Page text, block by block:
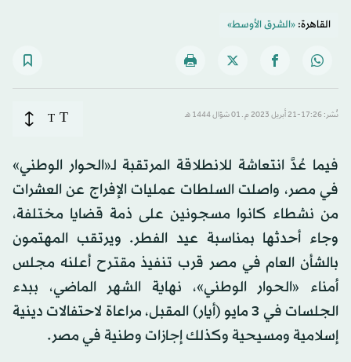
القاهرة:«الشرق الأوسط»
نُشر: 17:26-21 أبريل 2023 م ـ 01 شوّال 1444 هـ T
T
فيما عُدَّ انتعاشة للانطلاقة المرتقبة لـ«الحوار الوطني»
في مصر، واصلت السلطات عمليات الإفراج عن العشرات
من نشطاء كانوا مسجونين على ذمة قضايا مختلفة،
وجاء أحدثها بمناسبة عيد الفطر. ويرتقب المهتمون
بالشأن العام في مصر قرب تنفيذ مقترح أعلنه مجلس
أمناء «الحوار الوطني»، نهاية الشهر الماضي، ببدء
الجلسات في 3 مايو (أيار) المقبل، مراعاة لاحتفالات دينية
إسلامية ومسيحية وكذلك إجازات وطنية في مصر.